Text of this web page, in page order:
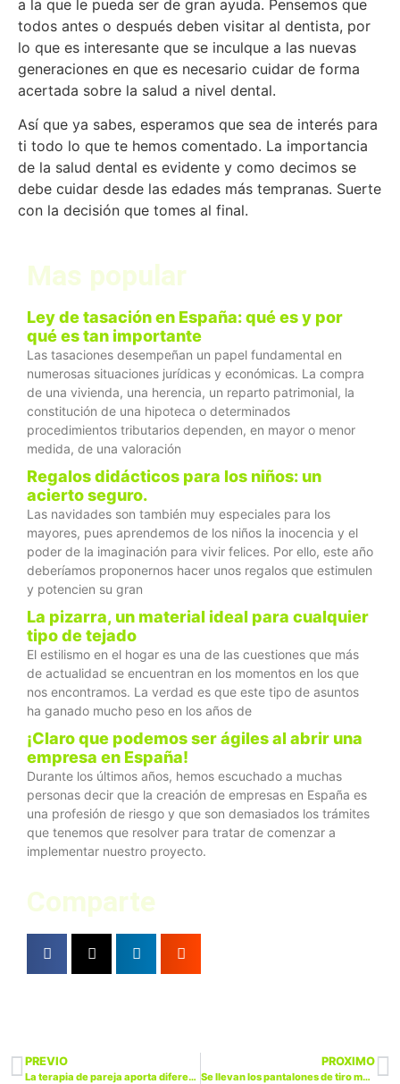
a la que le pueda ser de gran ayuda. Pensemos que
todos antes o después deben visitar al dentista, por
lo que es interesante que se inculque a las nuevas
generaciones en que es necesario cuidar de forma
acertada sobre la salud a nivel dental.
Así que ya sabes, esperamos que sea de interés para
ti todo lo que te hemos comentado. La importancia
de la salud dental es evidente y como decimos se
debe cuidar desde las edades más tempranas. Suerte
con la decisión que tomes al final.
Mas popular
Ley de tasación en España: qué es y por
qué es tan importante
Las tasaciones desempeñan un papel fundamental en
numerosas situaciones jurídicas y económicas. La compra
de una vivienda, una herencia, un reparto patrimonial, la
constitución de una hipoteca o determinados
procedimientos tributarios dependen, en mayor o menor
medida, de una valoración
Regalos didácticos para los niños: un
acierto seguro.
Las navidades son también muy especiales para los
mayores, pues aprendemos de los niños la inocencia y el
poder de la imaginación para vivir felices. Por ello, este año
deberíamos proponernos hacer unos regalos que estimulen
y potencien su gran
La pizarra, un material ideal para cualquier
tipo de tejado
El estilismo en el hogar es una de las cuestiones que más
de actualidad se encuentran en los momentos en los que
nos encontramos. La verdad es que este tipo de asuntos
ha ganado mucho peso en los años de
¡Claro que podemos ser ágiles al abrir una
empresa en España!
Durante los últimos años, hemos escuchado a muchas
personas decir que la creación de empresas en España es
una profesión de riesgo y que son demasiados los trámites
que tenemos que resolver para tratar de comenzar a
implementar nuestro proyecto.
Comparte
PREVIO
La terapia de pareja aporta diferentes beneficios para la salud
PROXIMO
Se llevan los pantalones de tiro muy alto